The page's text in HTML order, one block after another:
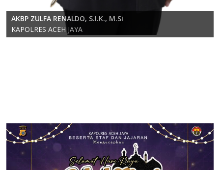
AKBP ZULFA RENALDO, S.I.K., M.Si
KAPOLRES ACEH JAYA
KOMPOL RICKY ANDRIKA, S.E., S.H., M.H.
Wakapolres Aceh Jaya